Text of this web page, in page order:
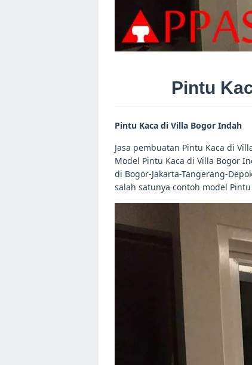
Pintu
Pintu Kaca di Villa Bogor Indah
Jasa pembuatan Pintu Kaca di
Model Pintu Kaca di Villa Bogor
di Bogor-Jakarta-Tangerang-
salah satunya contoh model